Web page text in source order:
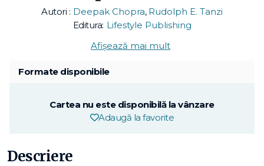
Autori : Deepak Chopra, Rudolph E. Tanzi
Editura: Lifestyle Publishing
Afișează mai mult
Formate disponibile
Cartea nu este disponibilă la vânzare
Adaugă la favorite
Descriere